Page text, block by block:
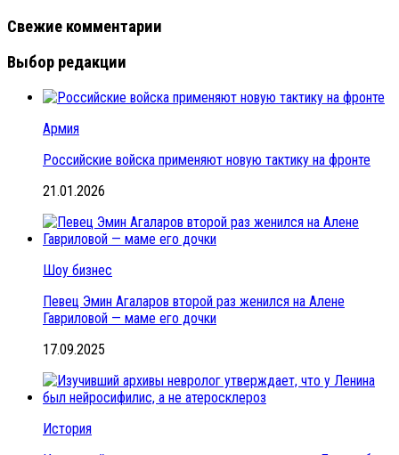
Свежие комментарии
Выбор редакции
Армия
Российские войска применяют новую тактику на фронте
21.01.2026
Шоу бизнес
Певец Эмин Агаларов второй раз женился на Алене
Гавриловой — маме его дочки
17.09.2025
История